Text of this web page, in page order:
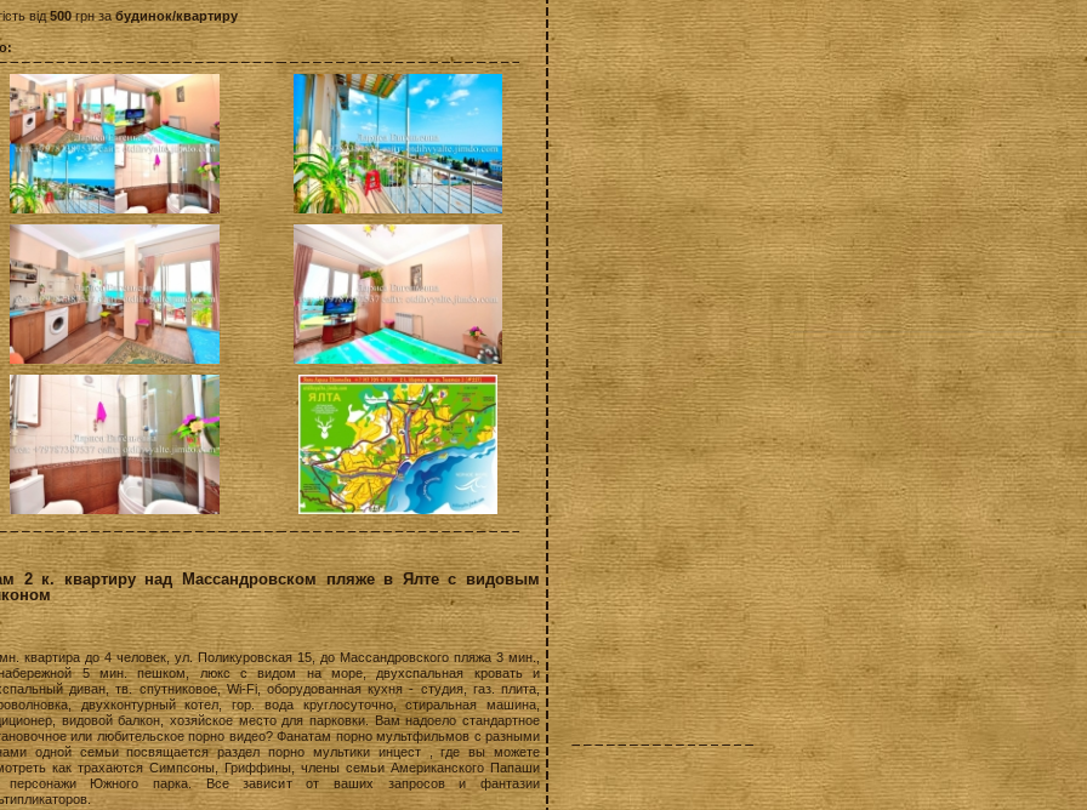
від500грн за будинок/квартиру
2 к. квартиру над Массандровском пляже в Ялте с видовым
квартира до 4 человек, ул. Поликуровская 15, до Массандровского пляжа 3 мин.,
5 мин. пешком, люкс с видом на море, двухспальная кровать и
диван, тв. спутниковое, Wi-Fi, оборудованная кухня - студия, газ. плита,
двухконтурный котел, гор. вода круглосуточно, стиральная машина,
видовой балкон, хозяйское место для парковки. Вам надоело стандартное
или любительское порно видео? Фанатам порно мультфильмов с разными
одной семьи посвящается раздел порно мультики инцест, где вы можете
как трахаются Симпсоны, Гриффины, члены семьи Американского Папаши
персонажи Южного парка. Все зависит от ваших запросов и фантазии